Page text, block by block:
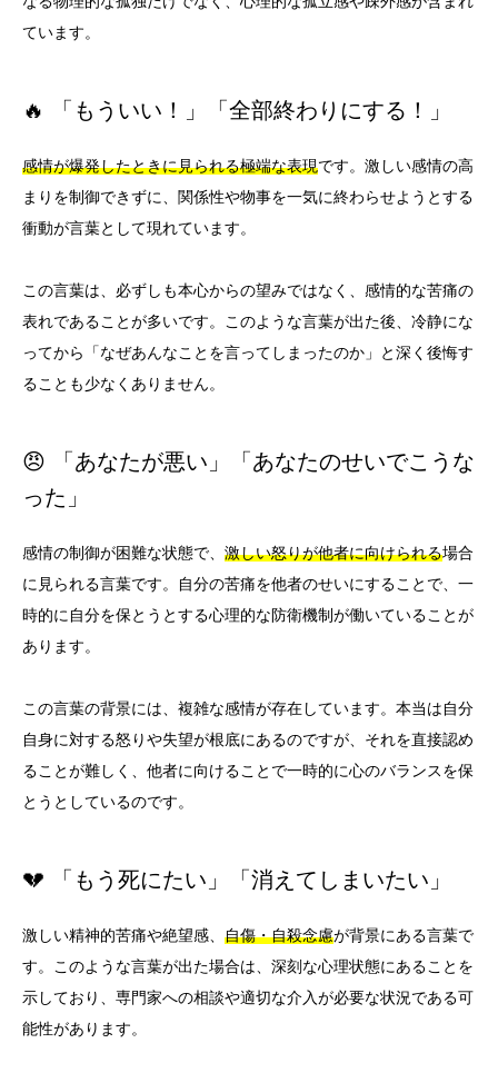
ています。
🔥 「もういい！」「全部終わりにする！」
感情が爆発したときに見られる極端な表現です。激しい感情の高
まりを制御できずに、関係性や物事を一気に終わらせようとする
衝動が言葉として現れています。
この言葉は、必ずしも本心からの望みではなく、感情的な苦痛の
表れであることが多いです。このような言葉が出た後、冷静にな
ってから「なぜあんなことを言ってしまったのか」と深く後悔す
ることも少なくありません。
😠 「あなたが悪い」「あなたのせいでこうな
った」
感情の制御が困難な状態で、 激しい怒りが他者に向けられる場合
に見られる言葉です。自分の苦痛を他者のせいにすることで、一
時的に自分を保とうとする心理的な防衛機制が働いていることが
あります。
この言葉の背景には、複雑な感情が存在しています。本当は自分
自身に対する怒りや失望が根底にあるのですが、それを直接認め
ることが難しく、他者に向けることで一時的に心のバランスを保
とうとしているのです。
💔 「もう死にたい」「消えてしまいたい」
激しい精神的苦痛や絶望感、 自傷・自殺念慮が背景にある言葉で
す。このような言葉が出た場合は、深刻な心理状態にあることを
示しており、専門家への相談や適切な介入が必要な状況である可
能性があります。